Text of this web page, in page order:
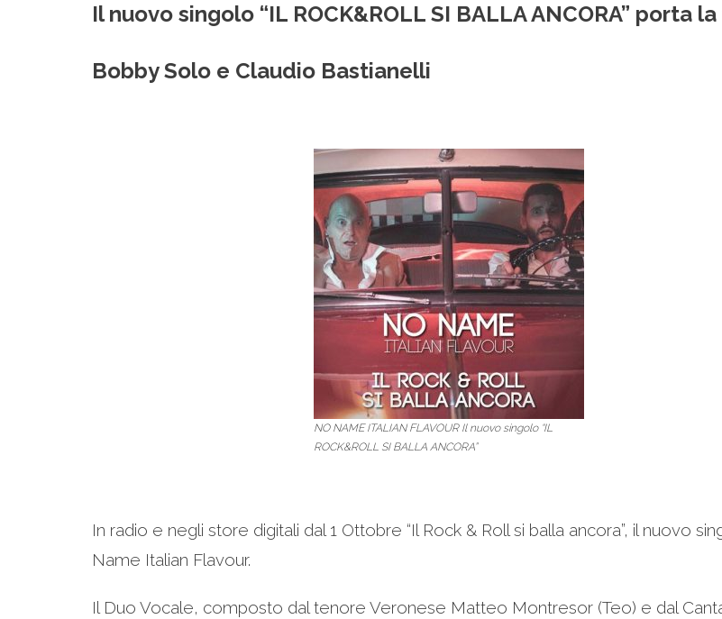
Il nuovo singolo “IL ROCK&ROLL SI BALLA ANCORA” porta
Bobby Solo e Claudio Bastianelli
NO NAME ITALIAN FLAVOUR Il nuovo singolo “IL
ROCK&ROLL SI BALLA ANCORA”
In radio e negli store digitali dal 1 Ottobre “Il Rock & Roll si balla ancora”, il nuovo
Name Italian Flavour.
Il Duo Vocale, composto dal tenore Veronese Matteo Montresor (Teo) e dal